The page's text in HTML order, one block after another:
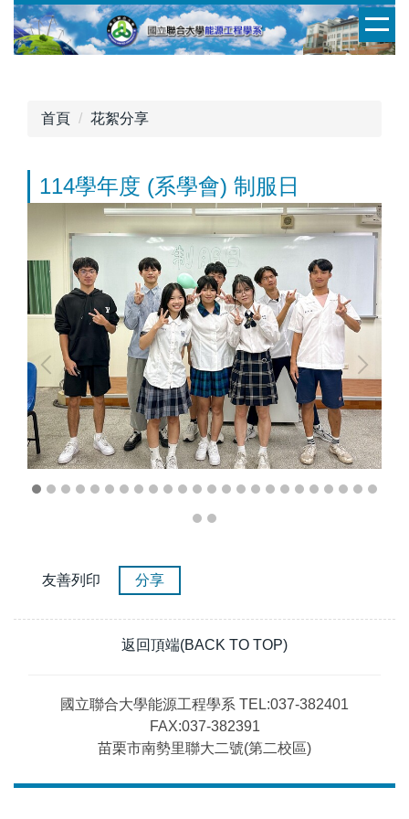
跳
到
主
首頁 花絮分享
114學年度 (系學會) 制服日
友善列印 分享
返回頂端(BACK TO TOP)
國立聯合大學能源工程學系 TEL:037-382401
FAX:037-382391
苗栗市南勢里聯大二號(第二校區)